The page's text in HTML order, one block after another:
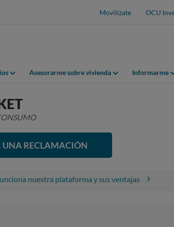
Movilízate OCU
Asesorarme sobre vivienda Informarme
RECLAMACIÓN
nuestra plataforma y sus ventajas